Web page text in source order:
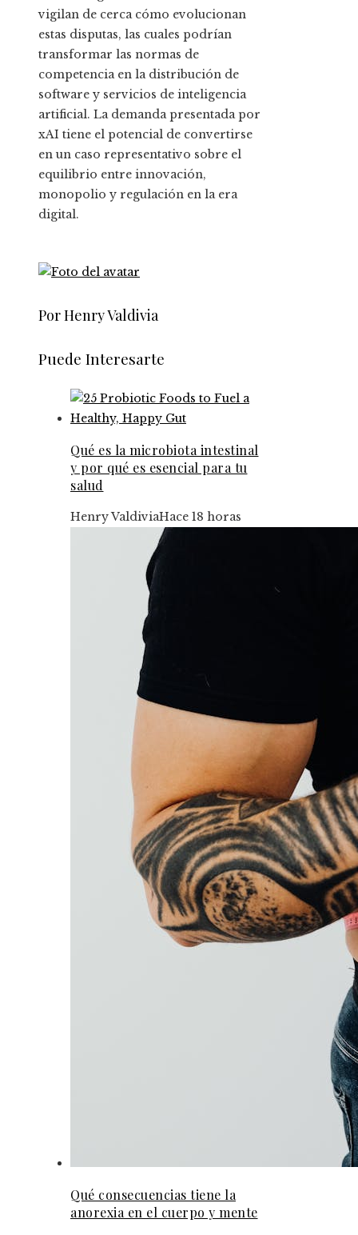
vigilan de cerca cómo evolucionan
estas disputas, las cuales podrían
transformar las normas de
competencia en la distribución de
software y servicios de inteligencia
artificial. La demanda presentada por
xAI tiene el potencial de convertirse
en un caso representativo sobre el
equilibrio entre innovación,
monopolio y regulación en la era
digital.
Por Henry Valdivia
Puede Interesarte
Qué es la microbiota intestinal
y por qué es esencial para tu
salud
Henry ValdiviaHace 18 horas
Qué consecuencias tiene la
anorexia en el cuerpo y mente